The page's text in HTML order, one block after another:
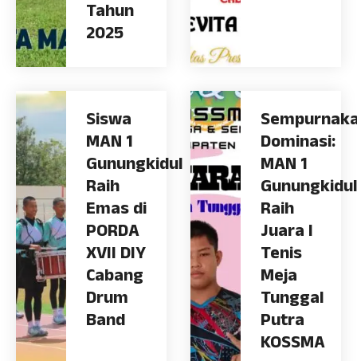
Tahun
2025
Siswa
MAN 1
Gunungkidul
Raih
Emas di
PORDA
XVII DIY
Cabang
Drum
Band
Dominasi:
MAN 1
Gunungkidul
Raih
Juara I
Tenis
Meja
Tunggal
Putra
KOSSMA